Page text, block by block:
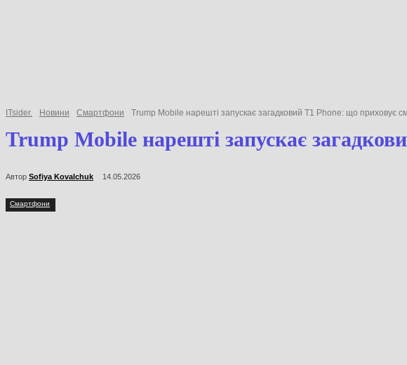
ITsider. Новини Смартфони Trump Mobile нарешті запускає загадковий T1 Phone: що приховує
Trump Mobile нарешті запускає
Автор Sofiya Kovalchuk 14.05.2026
Смартфони